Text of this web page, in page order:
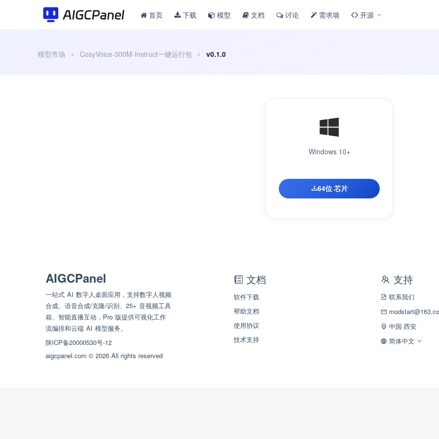
首页 下载 模型 文档 讨论 需求墙 开源
模型市场 CosyVoice-300M-Instruct一键运行包 v0.1.0
Windows 10+
64位 芯片
AIGCPanel
一站式 AI 数字人桌面应用，支持数字人视频
合成、语音合成/克隆/识别、25+ 音视频工具
箱、智能直播互动，Pro 版提供可视化工作
流编排和云端 AI 模型服务。
陕ICP备20000530号-12
aigcpanel.com © 2026 All rights reserved
文档
软件下载
帮助文档
使用协议
技术支持
支持
联系我们
中国·西安
简体中文